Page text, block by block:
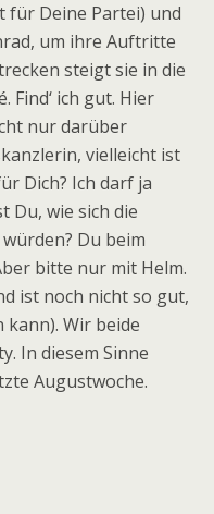
für Deine Partei) und
um ihre Auftritte
steigt sie in die
Find‘ ich gut. Hier
nur darüber
vielleicht ist
Dich? Ich darf ja
Du, wie sich die
Du beim
bitte nur mit Helm.
ist noch nicht so gut,
kann). Wir beide
In diesem Sinne
Augustwoche.